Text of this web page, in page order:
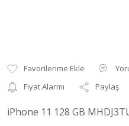
Fiyat Alarmı
Paylaş
iPhone 11 128 GB